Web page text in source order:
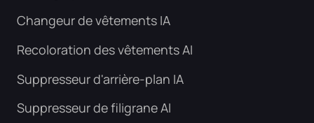
Changeur de vêtements IA
Recoloration des vêtements AI
Suppresseur d'arrière-plan IA
Suppresseur de filigrane AI